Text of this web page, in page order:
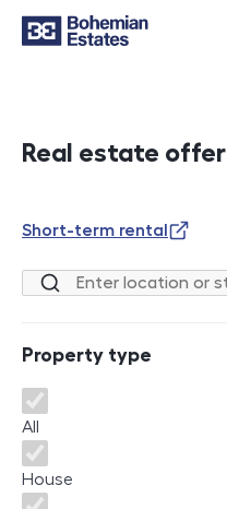
Real estate offer
Short-term rental
Location or street
Property type
Property type
All
House